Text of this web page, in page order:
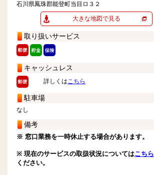
石川県鳳珠郡能登町当目ロ３２
大きな地図で見る
取り扱いサービス
キャッシュレス
詳しくはこちら
駐車場
なし
備考
※ 窓口業務を一時休止する場合があります。
※ 現在のサービスの取扱状況についてはこちら
ください。